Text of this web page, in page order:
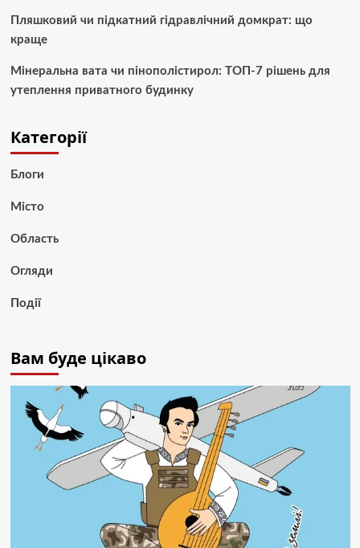
Пляшковий чи підкатний гідравлічний домкрат: що
краще
Мінеральна вата чи пінополістирол: ТОП-7 рішень для
утеплення приватного будинку
Категорії
Блоги
Місто
Область
Огляди
Події
Вам буде цікаво